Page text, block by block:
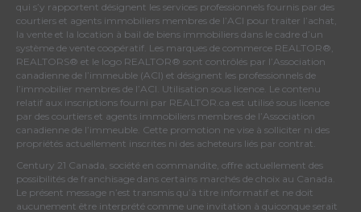
qui s’y rapportent désignent les services professionnels fournis par des
courtiers et agents immobiliers membres de l’ACI pour traiter l’achat,
la vente et la location à bail de biens immobiliers dans le cadre d’un
système de vente coopératif. Les marques de commerce REALTOR®,
REALTORS® et le logo REALTOR® sont contrôlés par l’Association
canadienne de l’immeuble (ACI) et désignent les professionnels de
l’immobilier membres de l’ACI. Utilisation sous licence. Le contenu
relatif aux inscriptions fourni par REALTOR.ca est utilisé sous licence
par des courtiers et agents immobiliers membres de l’Association
canadienne de l’immeuble . Cette promotion ne vise à solliciter ni des
propriétés actuellement inscrites ni des acheteurs liés par contrat.
Century 21 Canada, société en commandite, offre actuellement des
possibilités de franchisage dans certains marchés de choix au Canada.
Le présent message n’est transmis qu’à titre informatif et ne doit
aucunement être interprété comme une invitation à quiconque serait